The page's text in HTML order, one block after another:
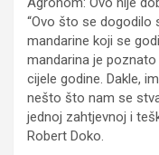
“Ovo što se dogodilo
mandarine koji se
mandarina je
cijele godine. Dakle,
nešto što nam se
jednoj zahtjevnoj i
Robert Doko.